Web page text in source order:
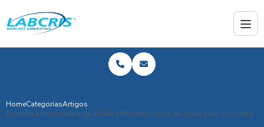
HomeCategoriasArtigos
Entenda a Importância da Análise Microbiológica da Água para Consumo